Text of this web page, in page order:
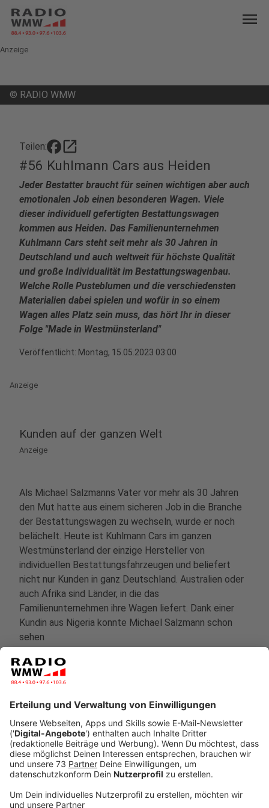
menu
Anzeige
© RADIO WMW
Teilen: open_in_new
#56 Kuhlmann Cars aus Heiden
Jeder Bestatter braucht für seinen wichtigen aber auch
emotionalen Job einen besonderen Wagen. Viele
dieser individuell gefertigten Bestattungswagen
kommen aus Heiden. Das Familienunternehmen
Kuhlmann Cars steht seit mehr als 30 Jahren in
Deutschland und auch weltweit für höchste Qualität
und große Individualität im Bestattungswagenbau.
Welche Rolle Pusteblumen und die verschiedensten
Materialien dabei spielen und wofür in so einem
Wagen alles Platz sein muss, das hört Ihr in dieser
Folge "Made in Westmünsterland"
Veröffentlicht: Montag, 15.05.2023 03:00
Anzeige
Kunden auf der ganzen Welt
Anzeige
Als Michael Salzmanns Vater vor mehr als 30 Jahren
den Mut hatte aus einem sicheren Job in die Branche
der Bestattungswagen zu wechseln, wurde er noch
belächelt. Heute ist Kuhlmann Cars im ganzen
Westmünsterland der einzige Hersteller von
individuellen Bestattungsfahrzeugen und beliefert
nicht nur Kunden in ganz Deutschland. Australien oder
auch Afrika sind Länder, in die das
Familienunternehmen ihre Wagen liefert. Dank einer
Kundin aus Nigeria konnte Michael Salzmann schon
sehen
"wie fröhlich dann bei der Fahrt zum Friedhof um
das Fahrzeug getanzt wird. Und an der ein und
anderen Stelle können wir uns mal anschauen,
wie andere Kulturen das machen."
In der Podcastfolge wird klar, wieso nicht nur Holz,
sondern auch Metall und Folien aber auch Stoffe Teil
eines so individuellen Bestattungswagens sind.
Außerdem geht es um das Westmünsterland als
Heimat von Kuhlmann Cars und es wird klar, dass das